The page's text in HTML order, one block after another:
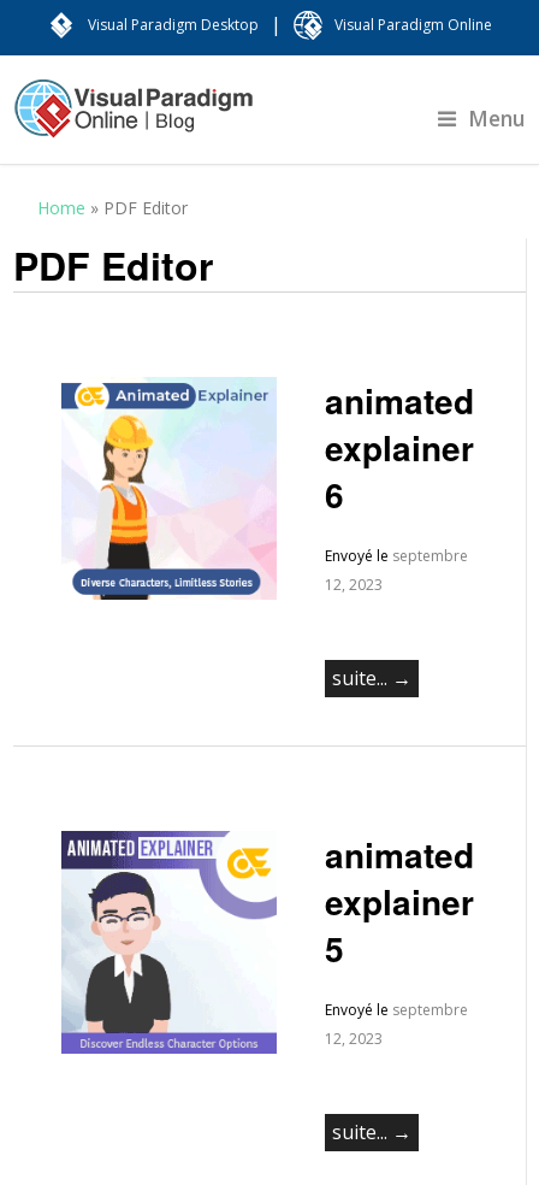
Visual Paradigm Desktop | Visual Paradigm Online
Menu
Home » PDF Editor
PDF Editor
animated
explainer
6
Envoyé le septembre
12, 2023
suite... →
animated
explainer
5
Envoyé le septembre
12, 2023
suite... →